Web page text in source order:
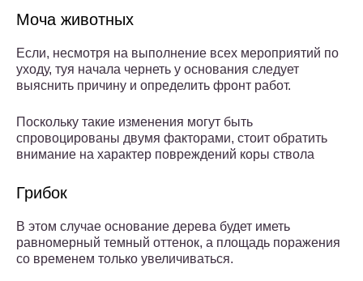
Моча животных
Если, несмотря на выполнение всех мероприятий по
уходу, туя начала чернеть у основания следует
выяснить причину и определить фронт работ.
Поскольку такие изменения могут быть
спровоцированы двумя факторами, стоит обратить
внимание на характер повреждений коры ствола
Грибок
В этом случае основание дерева будет иметь
равномерный темный оттенок, а площадь поражения
со временем только увеличиваться.